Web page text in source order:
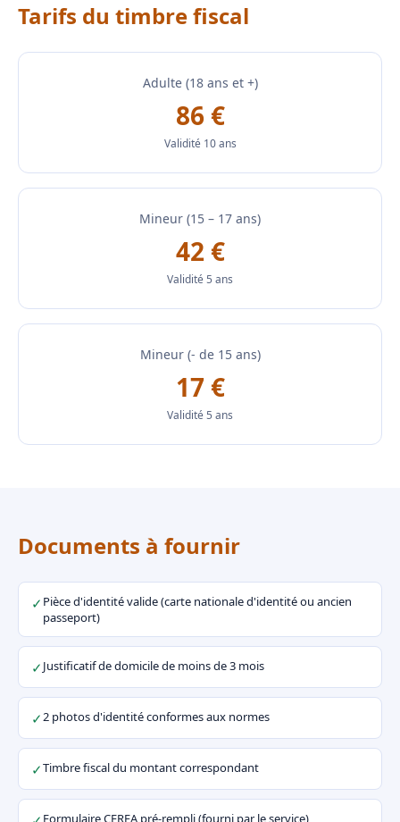
Tarifs du timbre fiscal
Adulte (18 ans et +)
86 €
Validité 10 ans
Mineur (15 – 17 ans)
42 €
Validité 5 ans
Mineur (- de 15 ans)
17 €
Validité 5 ans
Documents à fournir
✓ Pièce d'identité valide (carte nationale d'identité ou ancien
passeport)
✓Justificatif de domicile de moins de 3 mois
✓2 photos d'identité conformes aux normes
✓Timbre fiscal du montant correspondant
Formulaire CERFA pré-rempli (fourni par le service)